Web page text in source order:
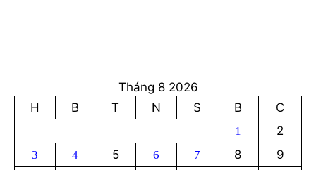
Tháng 8 2026
H
B T N S B C
1 2
3 4 5 6 7 8
9